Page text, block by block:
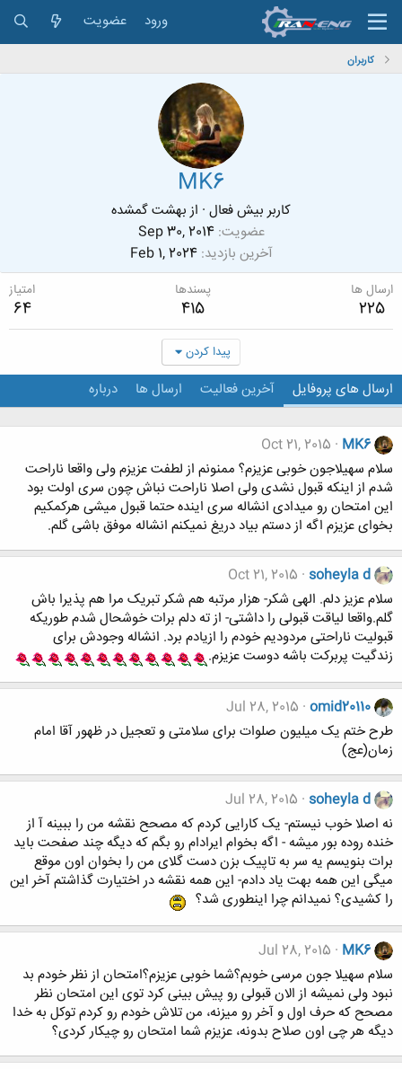
ورود عضویت
کاربران
MK6
کاربر بیش فعال · از بهشت گمشده
عضویت Sep 30, 2014
آخرین بازدید Feb 1, 2024
ارسال ها
225
پسندها
415
امتیاز
64
پیدا کردن
ارسال های پروفایل آخرین فعالیت ارسال ها درباره
MK6
Oct 21, 2015
سلام سهیلاجون خوبی عزیزم؟ ممنونم از لطفت عزیزم ولی واقعا ناراحت
شدم از اینکه قبول نشدی ولی اصلا ناراحت نباش چون سری اولت بود
این امتحان رو میدادی انشاله سری اینده حتما قبول میشی هرکمکیم
بخوای عزیزم اگه از دستم بیاد دریغ نمیکنم انشاله موفق باشی گلم.
soheyla d
Oct 21, 2015
سلام عزیز دلم. الهی شکر- هزار مرتبه هم شکر تبریک مرا هم پذیرا باش
گلم.واقعا لیاقت قبولی را داشتی- از ته دلم برات خوشحال شدم طوریکه
قبولیت ناراحتی مردودیم خودم را ازیادم برد. انشاله وجودش برای
زندگیت پربرکت باشه دوست عزیزم.
omid20110
Jul 28, 2015
طرح ختم یک میلیون صلوات برای سلامتی و تعجیل در ظهور آقا امام
زمان(عج)
soheyla d
Jul 28, 2015
نه اصلا خوب نیستم- یک کارایی کردم که مصحح نقشه من را ببینه آ از
خنده روده بور میشه - اگه بخوام ایرادام رو بگم که دیگه چند صفحت باید
برات بنویسم یه سر به تاپیک بزن دست گلای من را بخوان اون موقع
میگی این همه بهت یاد دادم- این همه نقشه در اختیارت گذاشتم آخر این
را کشیدی؟ نمیدانم چرا اینطوری شد؟
MK6
Jul 28, 2015
سلام سهیلا جون مرسی خوبم؟شما خوبی عزیزم؟امتحان از نظر خودم بد
نبود ولی نمیشه از الان قبولی رو پیش بینی کرد توی این امتحان نظر
مصحح که حرف اول و آخر رو میزنه، من تلاش خودم رو کردم توکل به خدا
دیگه هر چی اون صلاح بدونه، عزیزم شما امتحان رو چیکار کردی؟